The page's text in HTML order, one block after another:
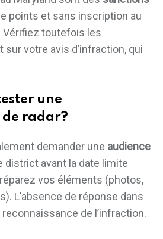
points et sans inscription au
Vérifiez toutefois les
votre avis d’infraction, qui
une
radar?
demander une audience
district avant la date limite
vos éléments (photos,
L’absence de réponse dans
de l’infraction.